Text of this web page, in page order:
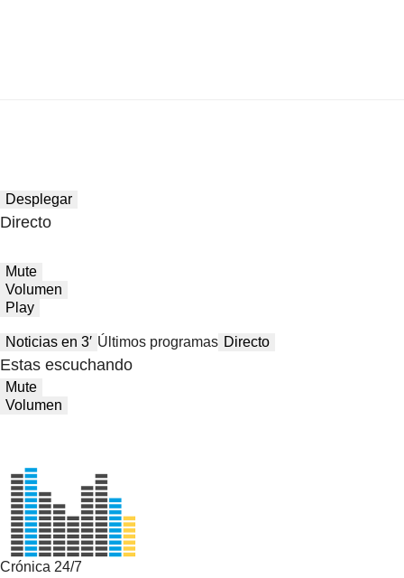
Desplegar
Directo
Mute
Volumen
Play
Noticias en 3′ Últimos programas Directo
Estas escuchando
Mute
Volumen
Crónica 24/7